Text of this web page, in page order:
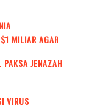
MILIAR AGAR
JENAZAH
VIRUS